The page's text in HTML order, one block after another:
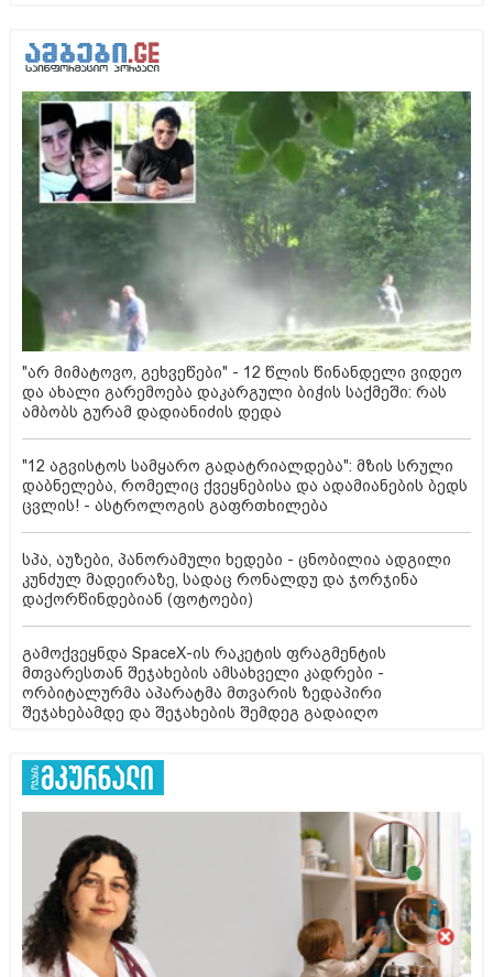
"არ მიმატოვო, გეხვეწები" - 12 წლის წინანდელი ვიდეო
და ახალი გარემოება დაკარგული ბიჭის საქმეში: რას
ამბობს გურამ დადიანიძის დედა
"12 აგვისტოს სამყარო გადატრიალდება": მზის სრული
დაბნელება, რომელიც ქვეყნებისა და ადამიანების ბედს
ცვლის! - ასტროლოგის გაფრთხილება
სპა, აუზები, პანორამული ხედები - ცნობილია ადგილი
კუნძულ მადეირაზე, სადაც რონალდუ და ჯორჯინა
დაქორწინდებიან (ფოტოები)
გამოქვეყნდა SpaceX-ის რაკეტის ფრაგმენტის
მთვარესთან შეჯახების ამსახველი კადრები -
ორბიტალურმა აპარატმა მთვარის ზედაპირი
შეჯახებამდე და შეჯახების შემდეგ გადაიღო